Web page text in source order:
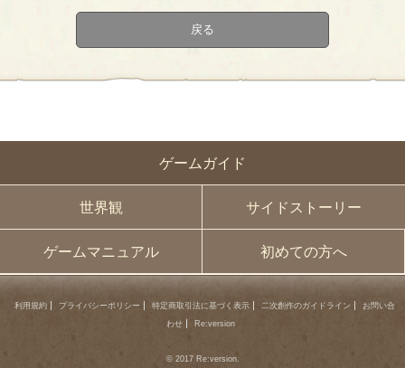
ゲームガイド
世界観 サイドストーリー
ゲームマニュアル 初めての方へ
戻る
利用規約 プライバシーポリシー 特定商取引法に基づく表示 二次創作のガイドライン
お問い合
わせ
Re:version
© 2017 Re:version.